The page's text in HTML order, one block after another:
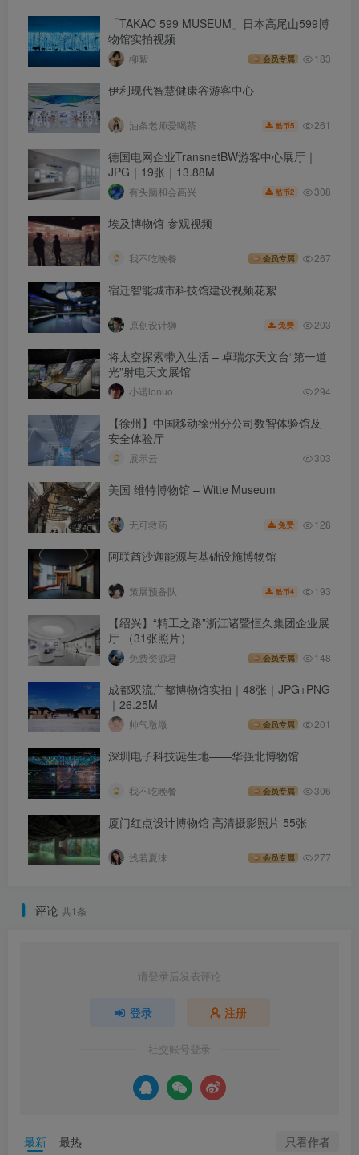
「TAKAO 599 MUSEUM」日本高尾山599博
物馆实拍视频
柳絮 会员专属 183
伊利现代智慧健康谷游客中心
油条老师爱喝茶 酷币5 261
德国电网企业TransnetBW游客中心展厅｜
JPG｜19张｜13.88M
有头脑和会高兴 酷币2 308
埃及博物馆 参观视频
我不吃晚餐 会员专属 267
宿迁智能城市科技馆建设视频花絮
原创设计狮 免费 203
将太空探索带入生活 – 卓瑞尔天文台“第一道
光”射电天文展馆
小诺lonuo 294
【徐州】中国移动徐州分公司数智体验馆及
安全体验厅
展示云 303
美国 维特博物馆 – Witte Museum
无可救药 免费 128
阿联酋沙迦能源与基础设施博物馆
策展预备队 酷币4 193
【绍兴】“精工之路”浙江诸暨恒久集团企业展
厅 （31张照片）
免费资源君 会员专属 148
成都双流广都博物馆实拍｜48张｜JPG+PNG
｜26.25M
帅气墩墩 会员专属 201
深圳电子科技诞生地——华强北博物馆
我不吃晚餐 会员专属 306
厦门红点设计博物馆 高清摄影照片 55张
浅若夏沫 会员专属 277
评论 共1条
请登录后发表评论
登录 注册
社交账号登录
最新 最热 只看作者